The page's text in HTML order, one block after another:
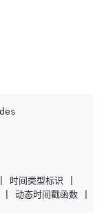
间类型标识 |
态时间戳函数 |